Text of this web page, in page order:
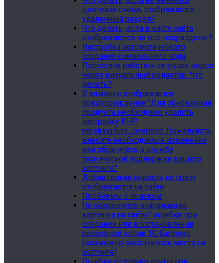
цветовая схема, отображается
удаленный раздел?
Что делать, если в карте сайта
отображаются не все подразделы?
Настройка автоматического
создания символьного кода
Перестала работать загрузка видео
через визуальный редактор. Что
делать?
В админке отображается
предупреждение "Для обновления
продукта необходимо удалить
настройку PHP
mbstring.func_overload. Пожалуйста,
внесите необходимые изменения
или обратитесь в службу
технической поддержки вашего
хостинга."
Добавленная новость не сразу
отображается на сайте
Проблемы с поиском
Не сохраняется информация,
картинки на сайте? ошибки при
создании или восстановлении
резервной копии 1С-Битрикс
(возможно закончилось место на
хостинге)